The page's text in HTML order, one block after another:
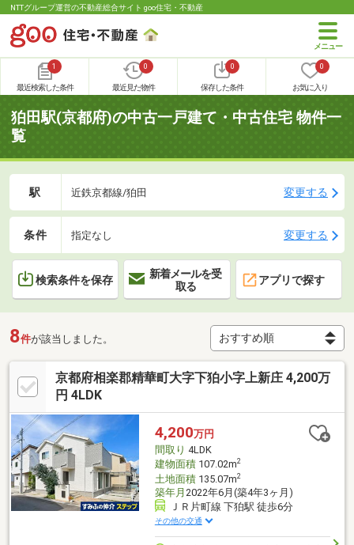
NTTグループ運営の不動産総合サイト goo住宅・不動産
1
最近検索した条件
0
最近見た物件
0
保存した条件
0
お気に入り
狛田駅(京都府)の中古一戸建て・中古住宅 物件一
覧
駅 近鉄京都線/狛田 変更する
条件 指定なし 変更する
検索条件を保存
新着メールを受
取る
アプリで探す
8件が該当しました。
京都府相楽郡精華町大字下狛小字上新庄 4,200万
円 4LDK
4,200万円
間取り 4LDK
建物面積107.02m2
土地面積135.07m2
築年月 2022年6月(築4年3ヶ月)
ＪＲ片町線 下狛駅 徒歩6分
その他の交通